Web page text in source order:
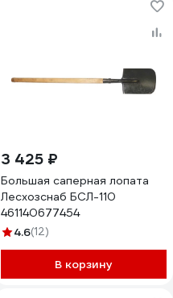
3 425 ₽
Большая саперная лопата
Лесхозснаб БСЛ-110
461140677454
4.6(12)
В корзину